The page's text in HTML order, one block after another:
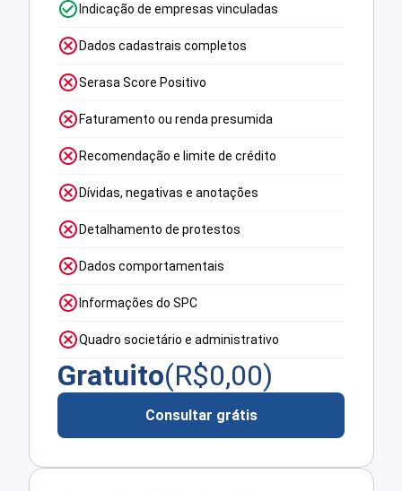
Indicação de empresas vinculadas
Dados cadastrais completos
Serasa Score Positivo
Faturamento ou renda presumida
Recomendação e limite de crédito
Dívidas, negativas e anotações
Detalhamento de protestos
Dados comportamentais
Informações do SPC
Quadro societário e administrativo
Gratuito(R$0,00)
Consultar grátis